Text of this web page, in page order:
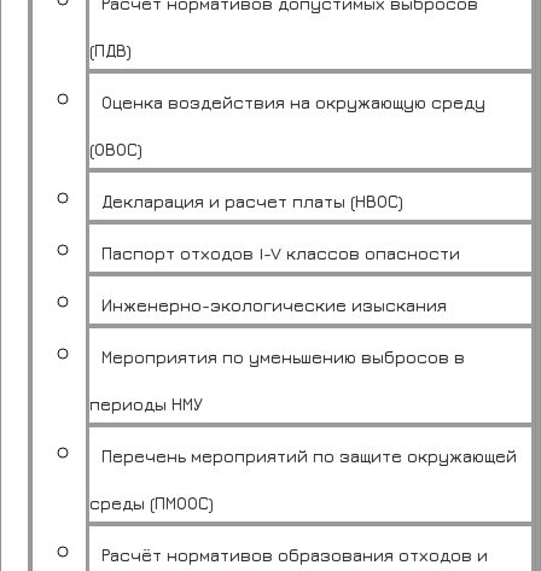
(ПДВ)
Оценка воздействия на окружающую среду
(ОВОС)
Декларация и расчет платы (НВОС)
Паспорт отходов I-V классов опасности
Инженерно-экологические изыскания
Мероприятия по уменьшению выбросов в
периоды НМУ
Перечень мероприятий по защите окружающей
среды (ПМООС)
Расчёт нормативов образования отходов и